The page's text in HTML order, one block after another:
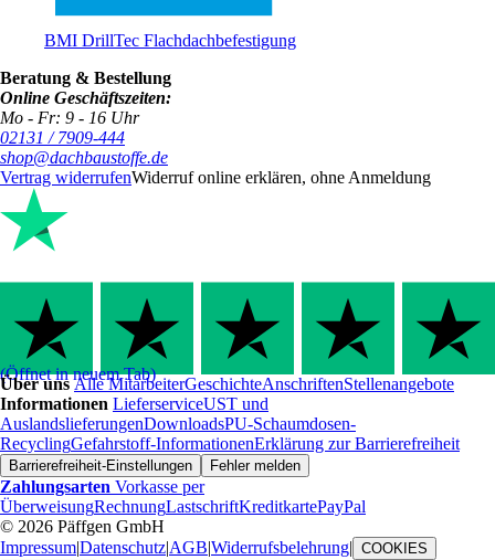
BMI DrillTec Flachdachbefestigung
Beratung & Bestellung
Online Geschäftszeiten:
Mo - Fr: 9 - 16 Uhr
02131 / 7909-444
shop@dachbaustoffe.de
Vertrag widerrufenWiderruf online erklären, ohne Anmeldung
(Öffnet in neuem Tab)
Über unsAlle MitarbeiterGeschichteAnschriftenStellenangebote
Informationen LieferserviceUST und
AuslandslieferungenDownloadsPU-Schaumdosen-
RecyclingGefahrstoff-InformationenErklärung zur Barrierefreiheit
Barrierefreiheit-Einstellungen Fehler melden
Zahlungsarten Vorkasse per
ÜberweisungRechnungLastschriftKreditkartePayPal
© 2026 Päffgen GmbH
Impressum|Datenschutz|AGB|Widerrufsbelehrung| COOKIES